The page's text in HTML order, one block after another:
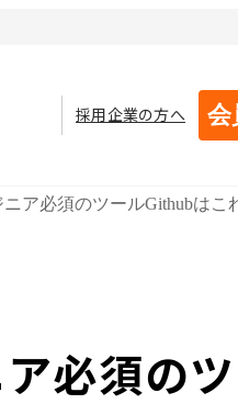
採用企業の方へ 会
ア必須のツールGithubはこ
必須の